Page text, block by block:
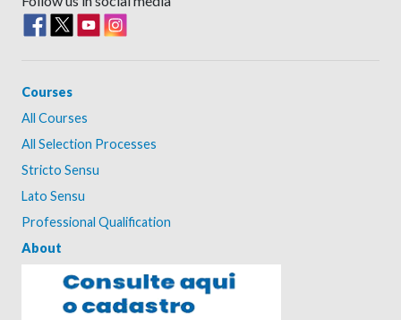
Courses
All Courses
All Selection Processes
Stricto Sensu
Lato Sensu
Professional Qualification
About